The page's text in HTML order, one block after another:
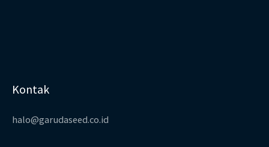
Kontak
halo@garudaseed.co.id